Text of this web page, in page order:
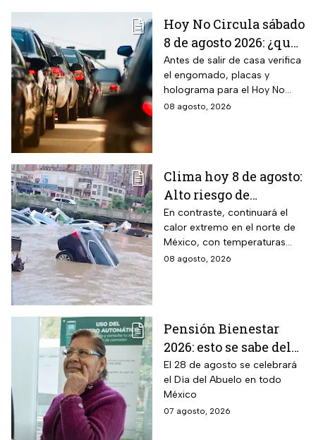
Hoy No Circula sábado
8 de agosto 2026: ¿qué
autos no circulan en
CDMX y Edomex?
Antes de salir de casa verifica
el engomado, placas y
holograma para el Hoy No
Circula de este sábado
08 agosto, 2026
Clima hoy 8 de agosto:
Alto riesgo de
inundaciones y
desbordamiento de
ríos por lluvias
intensas en dos
En contraste, continuará el
calor extremo en el norte de
México, con temperaturas
superiores a 45°C en el
08 agosto, 2026
Pensión Bienestar
2026: esto se sabe del
pago por el Día del
Abuelo en agosto
El 28 de agosto se celebrará
el Día del Abuelo en todo
México
07 agosto, 2026